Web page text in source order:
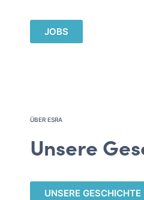
JOBS​
ÜBER ESRA
Unsere
UNSERE GESCHICHTE​